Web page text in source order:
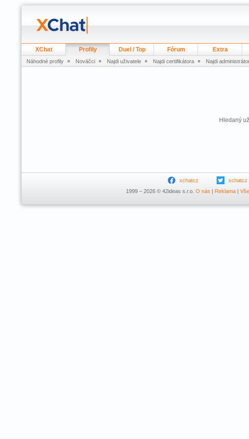
XChat Profily Duel / Top Fórum Extra
Náhodné profily Nováčci Najdi uživatele Najdi certifikátora Najdi
Hledaný
xchatcz xchatcz
1999 – 2026 © 42ideas s.r.o. O nás | Reklama|